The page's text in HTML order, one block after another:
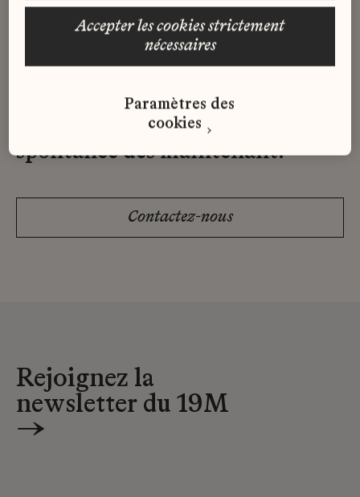
Vous n'avez pas trouvé d'offre
qui correspond à votre profil ?
Envoyez-nous votre candidature
spontanée dès maintenant.
Contactez-nous
Rejoignez la
newsletter du 19M
→
accepter les cookies strictement
nécessaires
Paramètres des
cookies